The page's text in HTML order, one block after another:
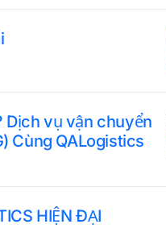
Dịch vụ vận chuyển
Cùng QALogistics
HIỆN ĐẠI